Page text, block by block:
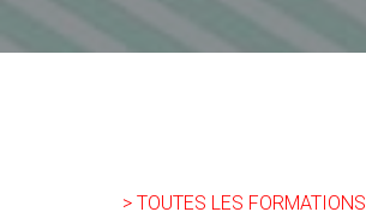
> TOUTES LES FORMATIONS